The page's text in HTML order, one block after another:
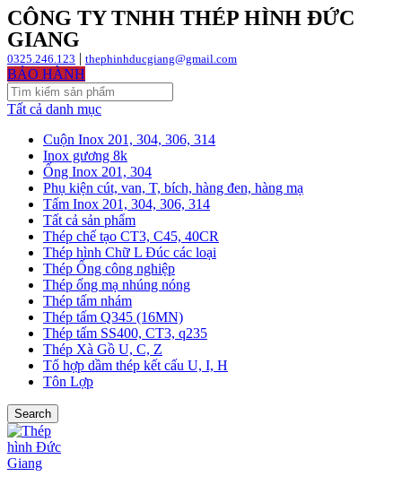
CÔNG TY TNHH THÉP HÌNH ĐỨC
GIANG
0325.246.123 | thephinhducgiang@gmail.com
BẢO HÀNH
Tất cả danh mục
Cuộn Inox 201, 304, 306, 314
Inox gương 8k
Ống Inox 201, 304
Phụ kiện cút, van, T, bích, hàng đen, hàng mạ
Tấm Inox 201, 304, 306, 314
Tất cả sản phẩm
Thép chế tạo CT3, C45, 40CR
Thép hình Chữ L Đúc các loại
Thép Ống công nghiệp
Thép ống mạ nhúng nóng
Thép tấm nhám
Thép tấm Q345 (16MN)
Thép tấm SS400, CT3, q235
Thép Xà Gồ U, C, Z
Tổ hợp dầm thép kết cấu U, I, H
Tôn Lợp
Search